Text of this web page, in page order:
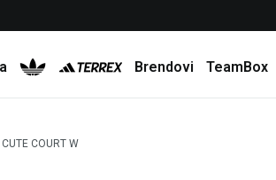
Brendovi TeamBox
CUTE COURT W